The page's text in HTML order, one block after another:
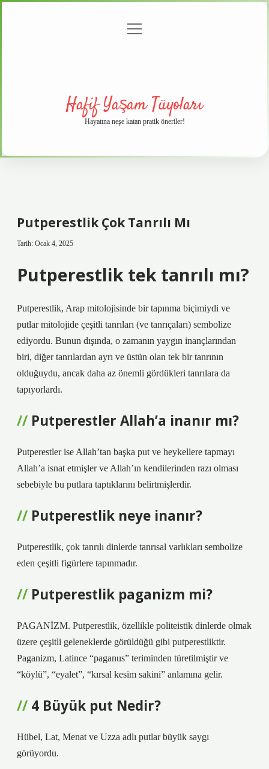
menüyü
Hafif Yaşam Tüyoları
Hayatına neşe katan pratik öneriler!
Putperestlik Çok Tanrılı Mı
Tarih: Ocak 4, 2025
Putperestlik tek tanrılı mı?
Putperestlik, Arap mitolojisinde bir tapınma biçimiydi ve
putlar mitolojide çeşitli tanrıları (ve tanrıçaları) sembolize
ediyordu. Bunun dışında, o zamanın yaygın inançlarından
biri, diğer tanrılardan ayrı ve üstün olan tek bir tanrının
olduğuydu, ancak daha az önemli gördükleri tanrılara da
tapıyorlardı.
Putperestler Allah’a inanır mı?
Putperestler ise Allah’tan başka put ve heykellere tapmayı
Allah’a isnat etmişler ve Allah’ın kendilerinden razı olması
sebebiyle bu putlara taptıklarını belirtmişlerdir.
Putperestlik neye inanır?
Putperestlik, çok tanrılı dinlerde tanrısal varlıkları sembolize
eden çeşitli figürlere tapınmadır.
Putperestlik paganizm mi?
PAGANİZM. Putperestlik, özellikle politeistik dinlerde olmak
üzere çeşitli geleneklerde görüldüğü gibi putperestliktir.
Paganizm, Latince “paganus” teriminden türetilmiştir ve
“köylü”, “eyalet”, “kırsal kesim sakini” anlamına gelir.
4 Büyük put Nedir?
Hübel, Lat, Menat ve Uzza adlı putlar büyük saygı
görüyordu.